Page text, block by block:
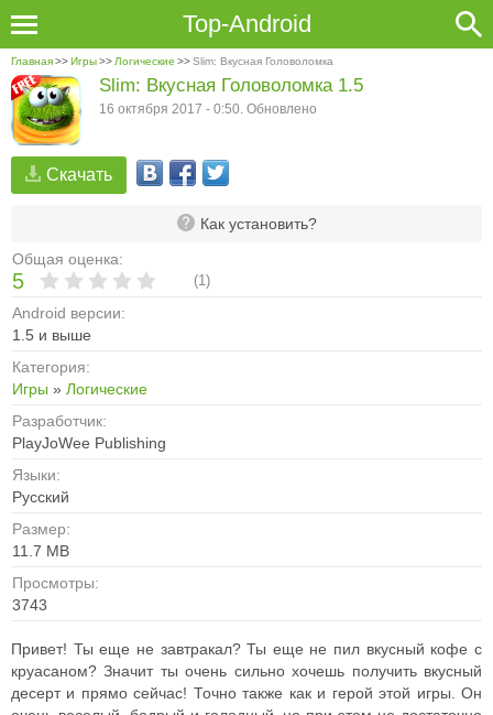
Top-Android
Главная>>Игры>> Логические >>Slim: Вкусная Головоломка
Скачать
Как установить?
Общая оценка:
5 (1)
Android версии:
1.5 и выше
Категория:
Игры » Логические
Разработчик:
PlayJoWee Publishing
Языки:
Русский
Размер:
11.7 MB
Просмотры:
3743
Slim: Вкусная Головоломка 1.5
16 октября 2017 - 0:50. Обновлено
Привет! Ты еще не завтракал? Ты еще не пил вкусный кофе с
круасаном? Значит ты очень сильно хочешь получить вкусный
десерт и прямо сейчас! Точно также как и герой этой игры. Он